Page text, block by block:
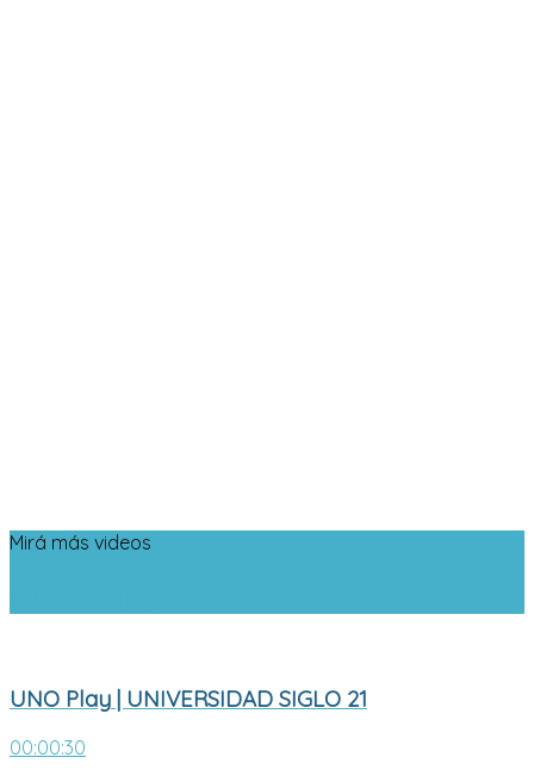
Mirá más videos
UNO Play | UNIVERSIDAD SIGLO 21
00:00:30